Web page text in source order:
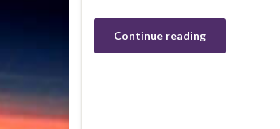
Continue reading